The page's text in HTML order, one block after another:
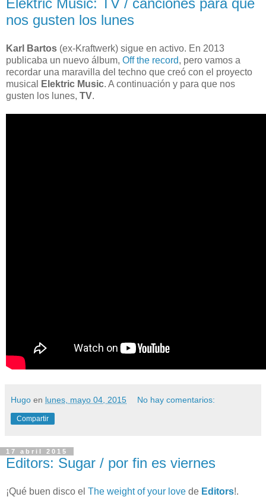
Elektric Music: TV / canciones para que
nos gusten los lunes
Karl Bartos (ex-Kraftwerk) sigue en activo. En 2013
publicaba un nuevo álbum, Off the record, pero vamos a
recordar una maravilla del techno que creó con el proyecto
musical
Elektric Music. A continuación y para que nos
gusten los lunes, TV.
Hugo en lunes, mayo 04, 2015 No hay comentarios:
Compartir
17 abril 2015
Editors: Sugar / por fin es viernes
¡Qué buen disco el The weight of your love de Editors!.